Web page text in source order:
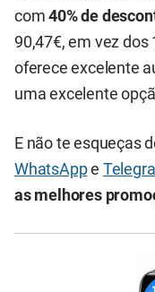
com40% de
90,47€, em vez
oferece excelente
uma excelente
E não te esqueças
WhatsAppe
as melhores